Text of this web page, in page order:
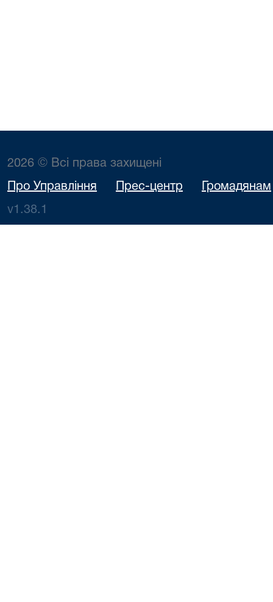
2026 © Всі права захищені
Про Управління Прес-центр Громадянам
v1.38.1